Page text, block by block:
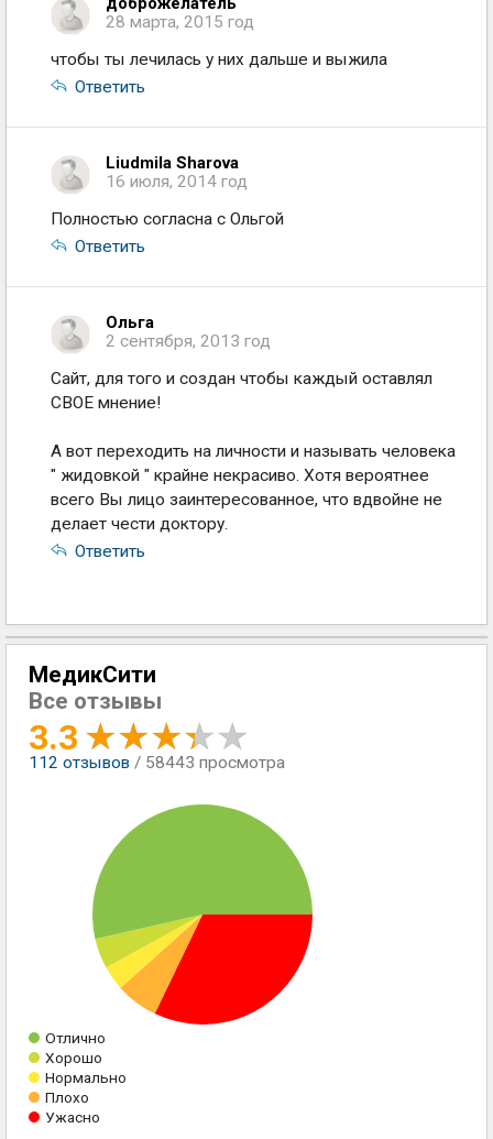
28 марта, 2015 год
чтобы ты лечилась у них дальше и выжила
Ответить
Liudmila Sharova
16 июля, 2014 год
Полностью согласна с Ольгой
Ответить
Ольга
2 сентября, 2013 год
Сайт, для того и создан чтобы каждый оставлял
СВОЕ мнение!
А вот переходить на личности и называть человека
" жидовкой " крайне некрасиво. Хотя вероятнее
всего Вы лицо заинтересованное, что вдвойне не
делает чести доктору.
Ответить
МедикСити
Все отзывы
3.3
112 отзывов / 58443 просмотра
Отлично
Хорошо
Нормально
Плохо
Ужасно